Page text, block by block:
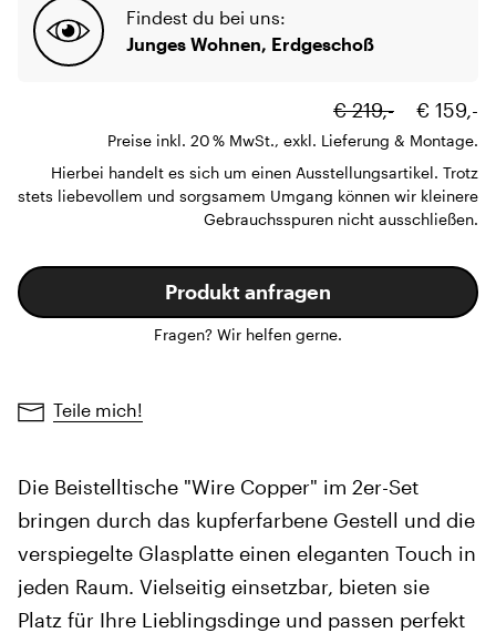
Findest du bei uns:
Junges Wohnen, Erdgeschoß
€ 219,- € 159,-
Preise inkl. 20 % MwSt., exkl. Lieferung & Montage.
Hierbei handelt es sich um einen Ausstellungsartikel. Trotz
stets liebevollem und sorgsamem Umgang können wir kleinere
Gebrauchsspuren nicht ausschließen.
Produkt anfragen
Fragen? Wir helfen gerne.
Teile mich!
Die Beistelltische "Wire Copper" im 2er-Set
bringen durch das kupferfarbene Gestell und die
verspiegelte Glasplatte einen eleganten Touch in
jeden Raum. Vielseitig einsetzbar, bieten sie
Platz für Ihre Lieblingsdinge und passen perfekt